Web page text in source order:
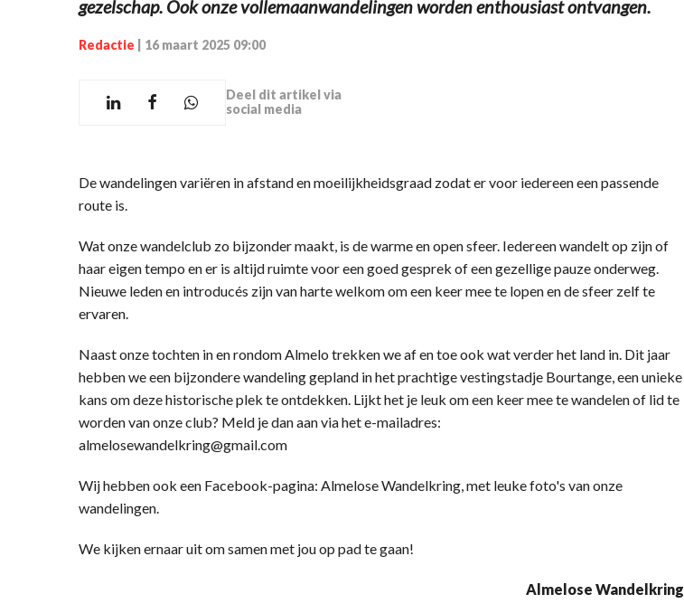
gezelschap. Ook onze vollemaanwandelingen worden enthousiast ontvangen.
Redactie 16 maart 2025 09:00
Deel dit artikel via
social media
De wandelingen variëren in afstand en moeilijkheidsgraad zodat er voor iedereen een passende
route is.
Wat onze wandelclub zo bijzonder maakt, is de warme en open sfeer. Iedereen wandelt op zijn of
haar eigen tempo en er is altijd ruimte voor een goed gesprek of een gezellige pauze onderweg.
Nieuwe leden en introducés zijn van harte welkom om een keer mee te lopen en de sfeer zelf te
ervaren.
Naast onze tochten in en rondom Almelo trekken we af en toe ook wat verder het land in. Dit jaar
hebben we een bijzondere wandeling gepland in het prachtige vestingstadje Bourtange, een unieke
kans om deze historische plek te ontdekken. Lijkt het je leuk om een keer mee te wandelen of lid te
worden van onze club? Meld je dan aan via het e-mailadres:
almelosewandelkring@gmail.com
Wij hebben ook een Facebook-pagina: Almelose Wandelkring, met leuke foto's van onze
wandelingen.
We kijken ernaar uit om samen met jou op pad te gaan!
Almelose Wandelkring